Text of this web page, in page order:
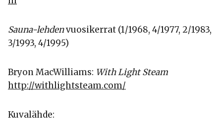
Sauna-lehdenvuosikerrat (1/1968, 4/1977, 2/1983,
3/1993, 4/1995)
Bryon MacWilliams: With Light Steam
http://withlightsteam.com/
Kuvalähde: